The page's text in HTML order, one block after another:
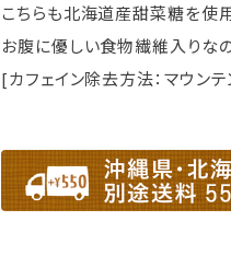
こちらも北海道産甜菜糖を使
お腹に優しい食物繊維入りな
[カフェイン除去方法：マウン